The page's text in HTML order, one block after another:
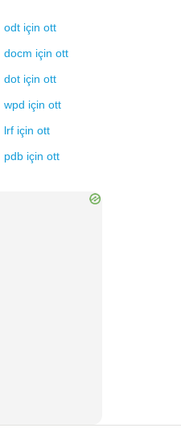
odt için ott
docm için ott
dot için ott
wpd için ott
lrf için ott
pdb için ott